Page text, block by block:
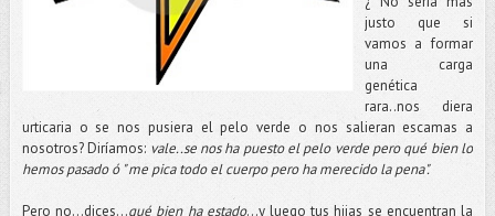
justo que si
vamos a formar
una carga
genética
rara..nos diera
urticaria o se nos pusiera el pelo verde o nos salieran escamas a
nosotros? Diríamos: vale..se nos ha puesto el pelo verde pero qué bien lo
hemos pasado ó " me pica todo el cuerpo pero ha merecido la pena".
Pero no...dices...qué bien ha estado...y luego tus hijas se encuentran la